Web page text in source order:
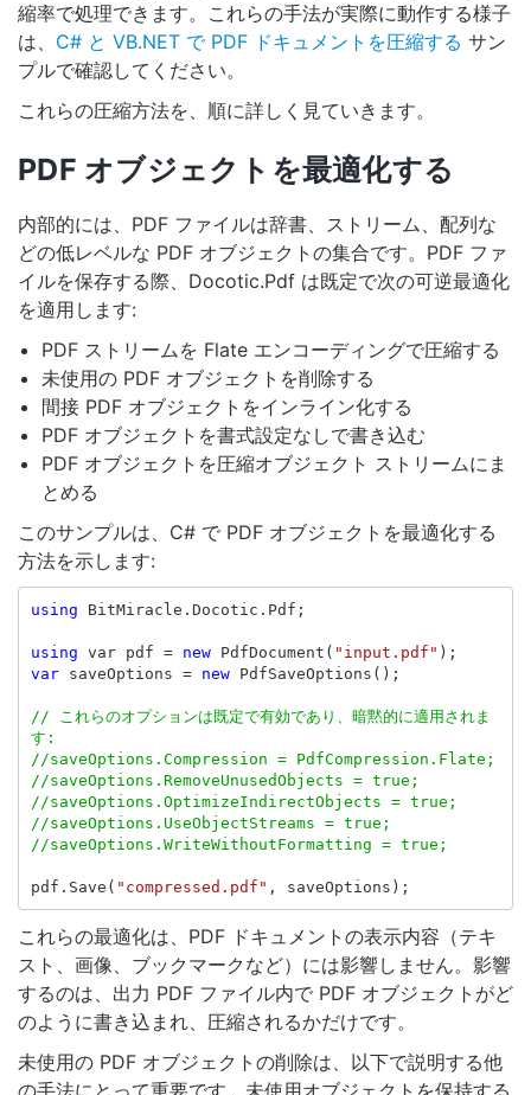
縮率で処理できます。これらの手法が実際に動作する様子
は、 C# と VB.NET で PDF ドキュメントを圧縮する サン
プルで確認してください。
これらの圧縮方法を、順に詳しく見ていきます。
PDF オブジェクトを最適化する
内部的には、PDF ファイルは辞書、ストリーム、配列な
どの低レベルな PDF オブジェクトの集合です。PDF ファ
イルを保存する際、Docotic.Pdf は既定で次の可逆最適化
を適用します:
PDF ストリームを Flate エンコーディングで圧縮する
未使用の PDF オブジェクトを削除する
間接 PDF オブジェクトをインライン化する
PDF オブジェクトを書式設定なしで書き込む
PDF オブジェクトを圧縮オブジェクト ストリームにま
とめる
このサンプルは、C# で PDF オブジェクトを最適化する
方法を示します:
using BitMiracle.Docotic.Pdf ;
using var pdf = new PdfDocument ( "input.pdf" );
var
saveOptions = new PdfSaveOptions ();
// これらのオプションは既定で有効であり、暗黙的に適用されま
す:
//saveOptions.Compression = PdfCompression.Flate;
//saveOptions.RemoveUnusedObjects = true;
//saveOptions.OptimizeIndirectObjects = true;
//saveOptions.UseObjectStreams = true;
//saveOptions.WriteWithoutFormatting = true;
pdf . Save ( "compressed.pdf" , saveOptions );
これらの最適化は、PDF ドキュメントの表示内容（テキ
スト、画像、ブックマークなど）には影響しません。影響
するのは、出力 PDF ファイル内で PDF オブジェクトがど
のように書き込まれ、圧縮されるかだけです。
未使用の PDF オブジェクトの削除は、以下で説明する他